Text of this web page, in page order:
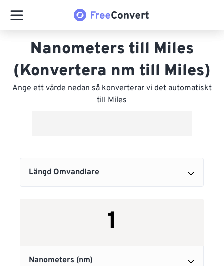
Nanometers till Miles
(Konvertera nm till Miles)
Ange ett värde nedan så konverterar vi det automatiskt
till Miles